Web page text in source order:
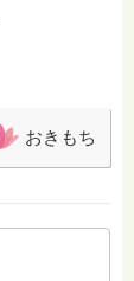
おきもち